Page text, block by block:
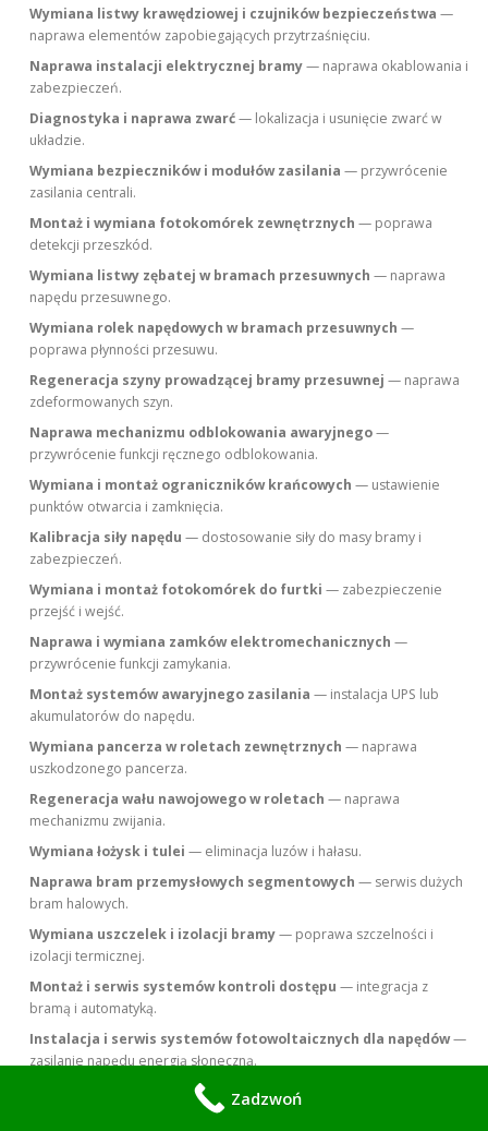
Wymiana listwy krawędziowej i czujników bezpieczeństwa —
naprawa elementów zapobiegających przytrzaśnięciu.
Naprawa instalacji elektrycznej bramy— naprawa okablowania i
zabezpieczeń.
Diagnostyka i naprawa zwarć— lokalizacja i usunięcie zwarć w
układzie.
Wymiana bezpieczników i modułów zasilania — przywrócenie
zasilania centrali.
Montaż i wymiana fotokomórek zewnętrznych — poprawa
detekcji przeszkód.
Wymiana listwy zębatej w bramach przesuwnych — naprawa
napędu przesuwnego.
Wymiana rolek napędowych w bramach przesuwnych —
poprawa płynności przesuwu.
Regeneracja szyny prowadzącej bramy przesuwnej — naprawa
zdeformowanych szyn.
Naprawa mechanizmu odblokowania awaryjnego—
przywrócenie funkcji ręcznego odblokowania.
Wymiana i montaż ograniczników krańcowych — ustawienie
punktów otwarcia i zamknięcia.
Kalibracja siły napędu — dostosowanie siły do masy bramy i
zabezpieczeń.
Wymiana i montaż fotokomórek do furtki — zabezpieczenie
przejść i wejść.
Naprawa i wymiana zamków elektromechanicznych —
przywrócenie funkcji zamykania.
Montaż systemów awaryjnego zasilania — instalacja UPS lub
akumulatorów do napędu.
Wymiana pancerza w roletach zewnętrznych — naprawa
uszkodzonego pancerza.
Regeneracja wału nawojowego w roletach — naprawa
mechanizmu zwijania.
Wymiana łożysk i tulei — eliminacja luzów i hałasu.
Naprawa bram przemysłowych segmentowych — serwis dużych
bram halowych.
Wymiana uszczelek i izolacji bramy— poprawa szczelności i
izolacji termicznej.
Montaż i serwis systemów kontroli dostępu — integracja z
bramą i automatyką.
Instalacja i serwis systemów fotowoltaicznych dla napędów—
zasilanie napędu energią słoneczną.
Modernizacja sterowania na zdalne zarządzanie
Zadzwoń